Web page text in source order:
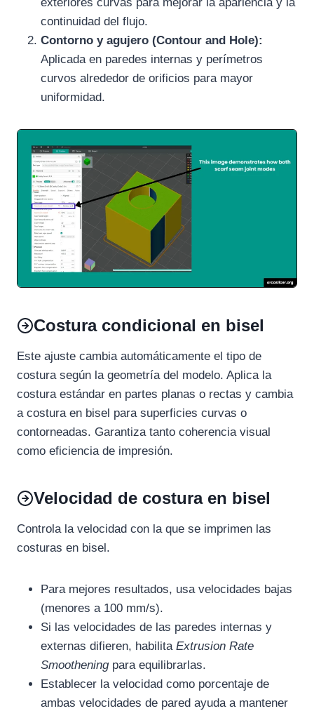
continuidad del flujo.
Contorno y agujero (Contour and Hole):
Aplicada en paredes internas y perímetros
curvos alrededor de orificios para mayor
uniformidad.
Costura condicional en bisel
Este ajuste cambia automáticamente el tipo de
costura según la geometría del modelo. Aplica la
costura estándar en partes planas o rectas y cambia
a costura en bisel para superficies curvas o
contorneadas. Garantiza tanto coherencia visual
como eficiencia de impresión.
Velocidad de costura en bisel
Controla la velocidad con la que se imprimen las
costuras en bisel.
Para mejores resultados, usa velocidades bajas
(menores a 100 mm/s).
Si las velocidades de las paredes internas y
externas difieren, habilita Extrusion Rate
Smootheningpara equilibrarlas.
Establecer la velocidad como porcentaje de
ambas velocidades de pared ayuda a mantener